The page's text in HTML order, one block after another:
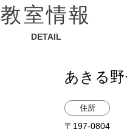
教室情報
DETAIL
あきる
住所
〒197-0804